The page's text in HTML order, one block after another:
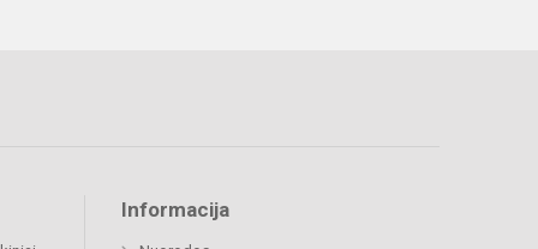
Informacija